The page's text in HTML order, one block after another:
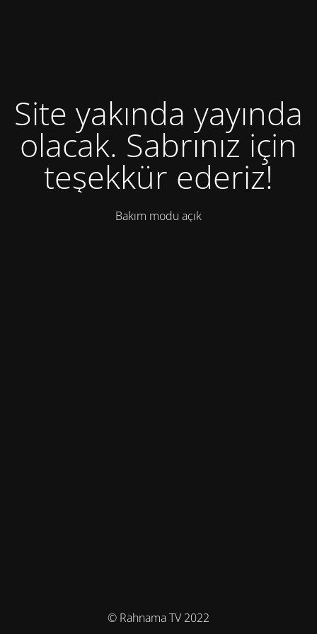
Site yakında yayında
olacak. Sabrınız için
teşekkür ederiz!
Bakım modu açık
© Rahnama TV 2022